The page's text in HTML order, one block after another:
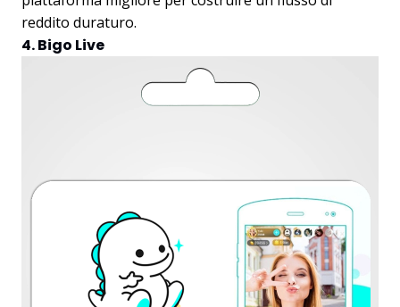
reddito duraturo.
4. Bigo Live